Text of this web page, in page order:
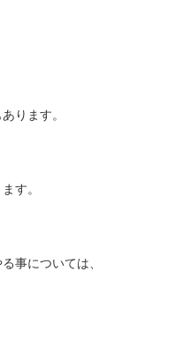
ります。
す。
事については、